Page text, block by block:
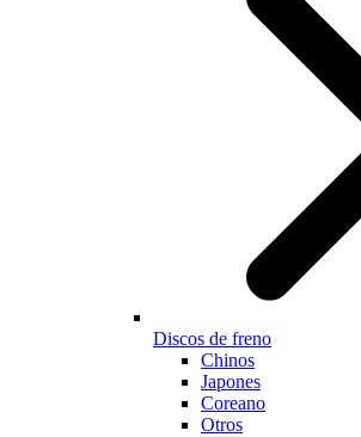
Discos de freno
Chinos
Japones
Coreano
Otros